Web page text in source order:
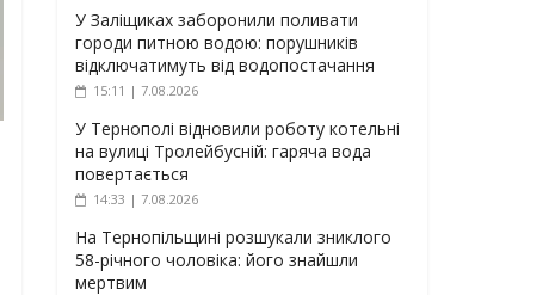
У Заліщиках заборонили поливати
городи питною водою: порушників
відключатимуть від водопостачання
15:11 | 7.08.2026
У Тернополі відновили роботу котельні
на вулиці Тролейбусній: гаряча вода
повертається
14:33 | 7.08.2026
На Тернопільщині розшукали зниклого
58-річного чоловіка: його знайшли
мертвим